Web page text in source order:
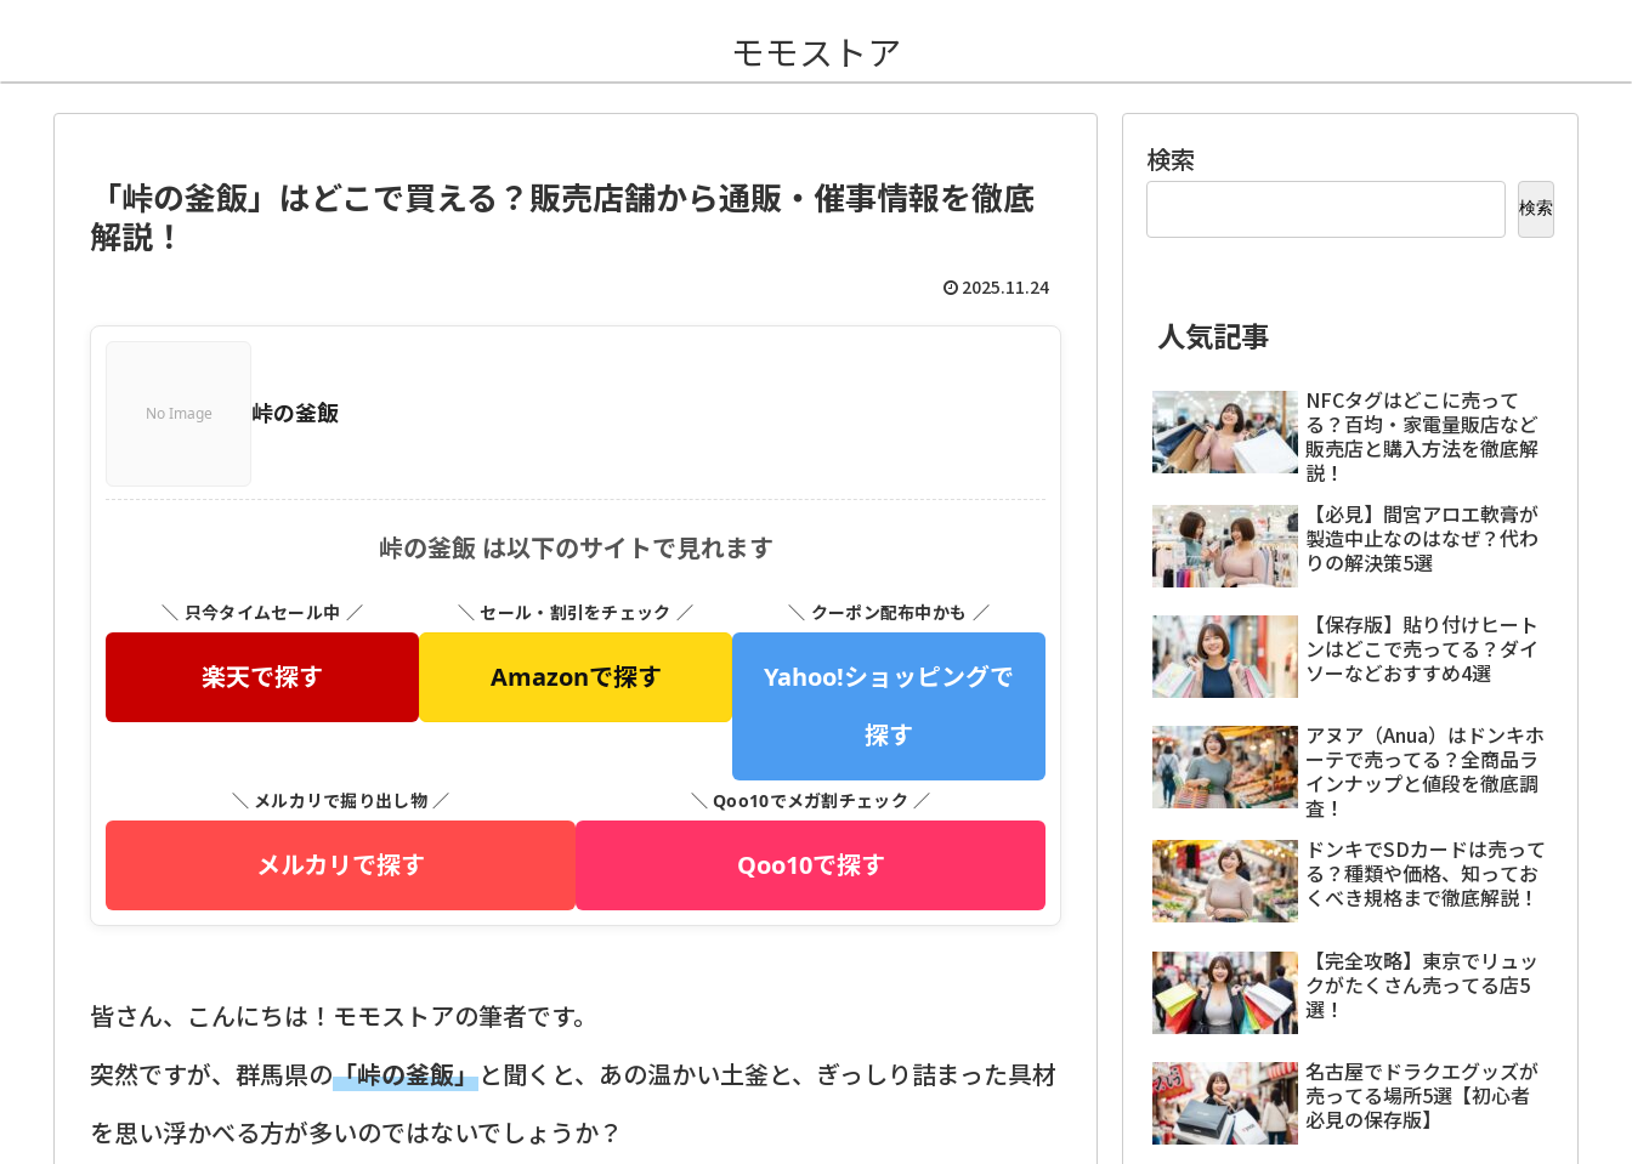
モモストア
「峠の釜飯」はどこで買える？販売店舗から通販・催事情報を徹底
解説！
2025.11.24
No Image 峠の釜飯
峠の釜飯 は以下のサイトで見れます
＼ 只今タイムセール中 ／
楽天で探す
＼ セール・割引をチェック ／
Amazonで探す
＼ クーポン配布中かも ／
Yahoo!ショッピングで
探す
＼ メルカリで掘り出し物 ／
メルカリで探す
＼ Qoo10でメガ割チェック ／
Qoo10で探す
皆さん、こんにちは！モモストアの筆者です。
突然ですが、群馬県の「峠の釜飯」と聞くと、あの温かい土釜と、ぎっしり詰まった具材
を思い浮かべる方が多いのではないでしょうか？
検索
検索
人気記事
NFCタグはどこに売って
る？百均・家電量販店など
販売店と購入方法を徹底解
説！
【必見】間宮アロエ軟膏が
製造中止なのはなぜ？代わ
りの解決策5選
【保存版】貼り付けヒート
ンはどこで売ってる？ダイ
ソーなどおすすめ4選
アヌア（Anua）はドンキホ
ーテで売ってる？全商品ラ
インナップと値段を徹底調
査！
ドンキでSDカードは売って
る？種類や価格、知ってお
くべき規格まで徹底解説！
【完全攻略】東京でリュッ
クがたくさん売ってる店5
選！
名古屋でドラクエグッズが
売ってる場所5選【初心者
必見の保存版】